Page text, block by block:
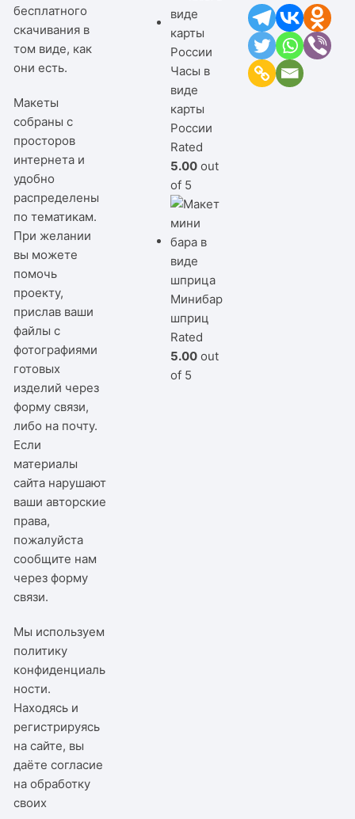
бесплатного
скачивания в
том виде, как
они есть.
Макеты
собраны с
просторов
интернета и
удобно
распределены
по тематикам.
При желании
вы можете
помочь
проекту,
прислав ваши
файлы с
фотографиями
готовых
изделий через
форму связи,
либо на почту.
Если
материалы
сайта нарушают
ваши авторские
права,
пожалуйста
сообщите нам
черезформу
связи.
Мы используем
политику
конфиденциаль
ности.
Находясь и
регистрируясь
на сайте, вы
даёте согласие
на обработку
своих
Часы в
виде
карты
России
Rated
5.00 out
of 5
Минибар
шприц
Rated
5.00 out
of 5